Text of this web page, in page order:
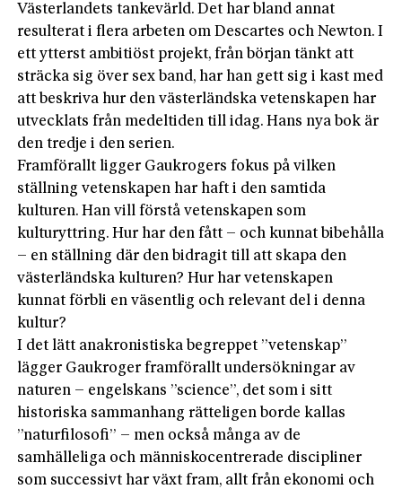
Västerlandets tankevärld. Det har bland annat
resulterat i flera arbeten om Descartes och Newton. I
ett ytterst ambitiöst projekt, från början tänkt att
sträcka sig över sex band, har han gett sig i kast med
att beskriva hur den västerländska vetenskapen har
utvecklats från medeltiden till idag. Hans nya bok är
den tredje i den serien.
Framförallt ligger Gaukrogers fokus på vilken
ställning vetenskapen har haft i den samtida
kulturen. Han vill förstå vetenskapen som
kulturyttring. Hur har den fått – och kunnat bibehålla
– en ställning där den bidragit till att skapa den
västerländska kulturen? Hur har vetenskapen
kunnat förbli en väsentlig och relevant del i denna
kultur?
I det lätt anakronistiska begreppet ”vetenskap”
lägger Gaukroger framförallt undersökningar av
naturen – engelskans ”science”, det som i sitt
historiska sammanhang rätteligen borde kallas
”naturfilosofi” – men också många av de
samhälleliga och människocentrerade discipliner
som successivt har växt fram, allt från ekonomi och